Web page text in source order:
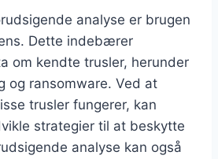
analyse er brugen
Dette indebærer
om kendte trusler, herunder
og ransomware. Ved at
trusler fungerer, kan
strategier til at beskytte
analyse kan også